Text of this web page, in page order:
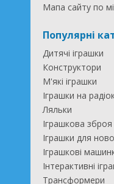
Мапа сайту по
Популярні
Дитячі іграшки
Конструктори
М'які іграшки
Іграшки на
Ляльки
Іграшкова зброя
Іграшки для
Іграшкові
Інтерактивні
Трансформери